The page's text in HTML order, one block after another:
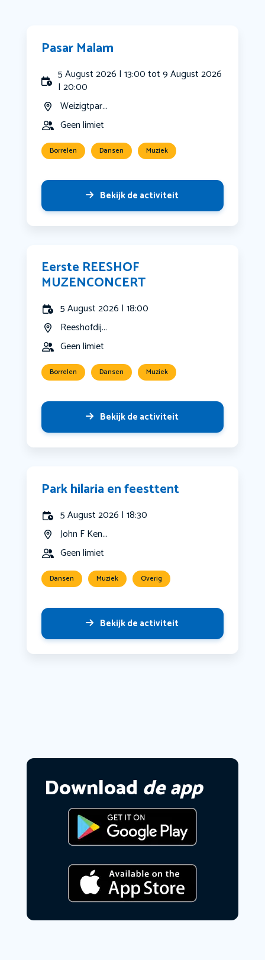
Pasar Malam
5 August 2026 | 13:00 tot 9 August 2026
| 20:00
Weizigtpar...
Geen limiet
Borrelen Dansen Muziek
Bekijk de activiteit
Eerste REESHOF
MUZENCONCERT
5 August 2026 | 18:00
Reeshofdij...
Geen limiet
Borrelen Dansen Muziek
Bekijk de activiteit
Park hilaria en feesttent
5 August 2026 | 18:30
John F Ken...
Geen limiet
Dansen Muziek Overig
Bekijk de activiteit
Download de app